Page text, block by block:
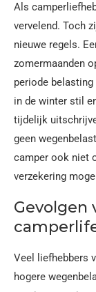
Als
vervelend. Toch
nieuwe regels.
zomermaanden
periode
in de winter stil
tijdelijk
geen
camper ook niet
verzekering
Gevolgen
Veel liefhebbers
hogere